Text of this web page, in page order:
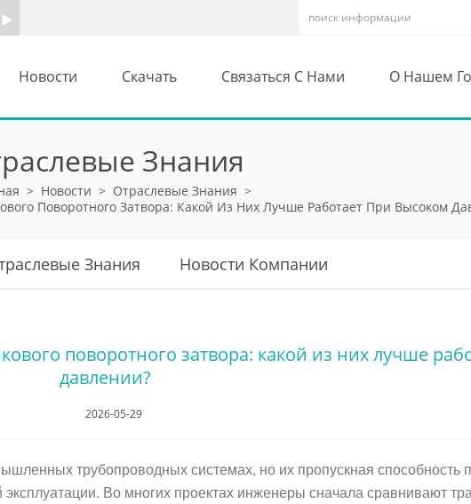
Новости Скачать Связаться С Нами О Нашем
Знания
> Новости > Отраслевые Знания >
Поворотного Затвора: Какой Из Них Лучше Работает При Высоком
Знания Новости Компании
поворотного затвора: какой из них лучше
давлении?
2026-05-29
трубопроводных системах, но их пропускная способность
эксплуатации. Во многих проектах инженеры сначала сравнивают